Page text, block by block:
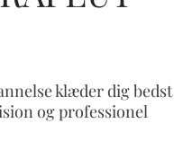
klæder dig
og professionel